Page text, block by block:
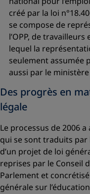
créé par la loi
se compose de
l’OPP, de
lequel la
seulement assumée
aussi par le ministère
Des progrès en
légale
Le processus de 2006
qui se sont traduits par
d’un projet de loi
reprises par le Conseil
Parlement et
générale sur